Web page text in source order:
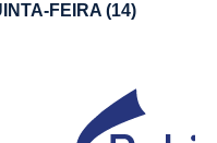
FEIRA (14)